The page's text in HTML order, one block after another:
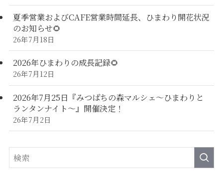
夏季営業およびCAFE営業時間延長、ひまわり開花状況
のお知らせ🌻
26年7月18日
2026年ひまわりの成長記録🌻
26年7月12日
2026年7月25日『みつばちの森マルシェ～ひまわりと
ランタンナイト～』開催決定！
26年7月2日